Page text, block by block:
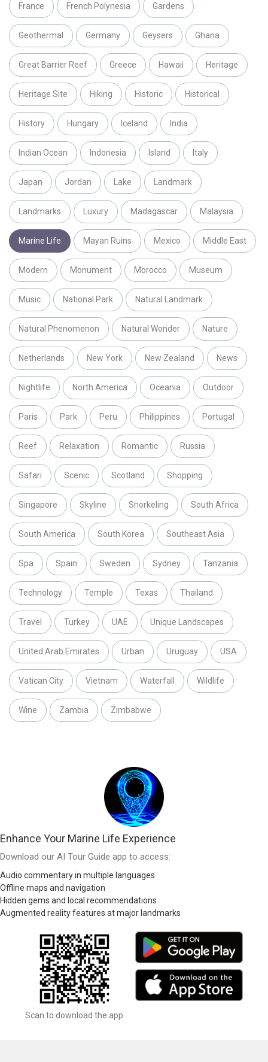
France French Polynesia Gardens
Geothermal Germany Geysers Ghana
Great Barrier Reef Greece Hawaii Heritage
Heritage Site Hiking Historic Historical
History Hungary Iceland India
Indian Ocean Indonesia Island Italy
Japan Jordan Lake Landmark
Landmarks Luxury Madagascar Malaysia
Marine Life Mayan Ruins Mexico Middle East
Modern Monument Morocco Museum
Music National Park Natural Landmark
Natural Phenomenon Natural Wonder Nature
Netherlands New York New Zealand News
Nightlife North America Oceania Outdoor
Paris Park Peru Philippines Portugal
Reef Relaxation Romantic Russia
Safari Scenic Scotland Shopping
Singapore Skyline Snorkeling South Africa
South America South Korea Southeast Asia
Spa Spain Sweden Sydney Tanzania
Technology Temple Texas Thailand
Travel Turkey UAE Unique Landscapes
United Arab Emirates Urban Uruguay USA
Vatican City Vietnam Waterfall Wildlife
Wine Zambia Zimbabwe
Enhance Your Marine Life Experience
Download our AI Tour Guide app to access:
Audio commentary in multiple languages
Offline maps and navigation
Hidden gems and local recommendations
Augmented reality features at major landmarks
Scan to download the app